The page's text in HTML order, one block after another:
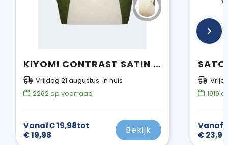
KIYOMI CONTRAST SATIN SHOPPER
Vrijdag 21 augustus in huis
2262op voorraad
Vanaf€ 19,98tot
€ 19,98
Bekijk
1919
Vanaf
€ 23,98